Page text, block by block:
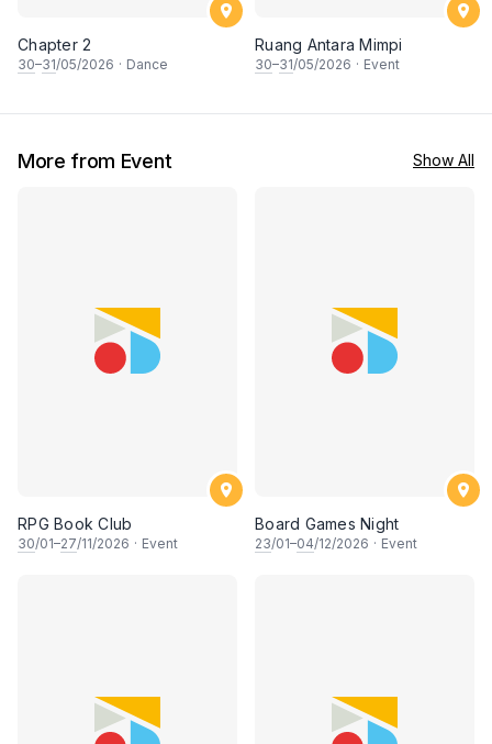
Chapter 2
30–31/05/2026 · Dance
Ruang Antara Mimpi
30–31/05/2026 · Event
More from Event Show All
RPG Book Club
30/01–27/11/2026 · Event
Board Games Night
23/01–04/12/2026 · Event